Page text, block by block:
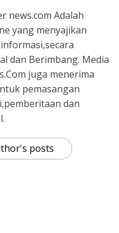
news.com Adalah
yang menyajikan
dan Berimbang. Media
juga menerima
pemasangan
dan
posts